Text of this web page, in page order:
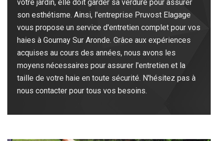
votre jardin, elle doit garder sa verdure pour assurer
son esthétisme. Ainsi, l'entreprise Pruvost Elagage
vous propose un service d'entretien complet pour vos
haies à Gournay Sur Aronde. Grâce aux expériences
acquises au cours des années, nous avons les
moyens nécessaires pour assurer l'entretien et la
taille de votre haie en toute sécurité. N'hésitez pas à
nous contacter pour tous vos besoins.